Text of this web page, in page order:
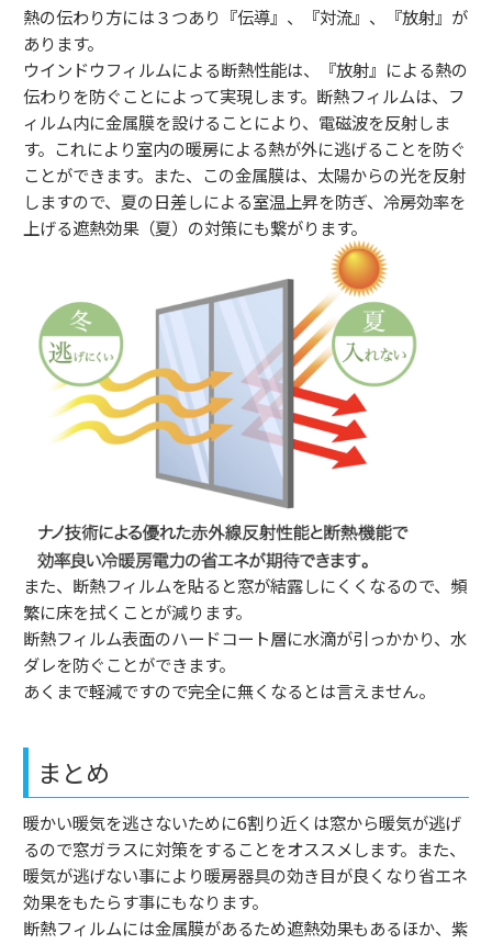
熱の伝わり方には３つあり『伝導』、『対流』、『放射』が
あります。
ウインドウフィルムによる断熱性能は、『放射』による熱の
伝わりを防ぐことによって実現します。断熱フィルムは、フ
ィルム内に金属膜を設けることにより、電磁波を反射しま
す。これにより室内の暖房による熱が外に逃げることを防ぐ
ことができます。また、この金属膜は、太陽からの光を反射
しますので、夏の日差しによる室温上昇を防ぎ、冷房効率を
上げる遮熱効果（夏）の対策にも繋がります。
また、断熱フィルムを貼ると窓が結露しにくくなるので、頻
繁に床を拭くことが減ります。
断熱フィルム表面のハードコート層に水滴が引っかかり、水
ダレを防ぐことができます。
あくまで軽減ですので完全に無くなるとは言えません。
まとめ
暖かい暖気を逃さないために6割り近くは窓から暖気が逃げ
るので窓ガラスに対策をすることをオススメします。また、
暖気が逃げない事により暖房器具の効き目が良くなり省エネ
効果をもたらす事にもなります。
断熱フィルムには金属膜があるため遮熱効果もあるほか、紫